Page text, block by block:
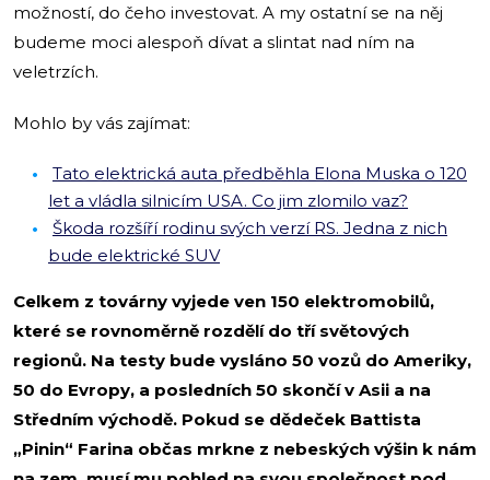
možností, do čeho investovat. A my ostatní se na něj
budeme moci alespoň dívat a slintat nad ním na
veletrzích.
Mohlo by vás zajímat:
Tato elektrická auta předběhla Elona Muska o 120
let a vládla silnicím USA. Co jim zlomilo vaz?
Škoda rozšíří rodinu svých verzí RS. Jedna z nich
bude elektrické SUV
Celkem z továrny vyjede ven 150 elektromobilů,
které se rovnoměrně rozdělí do tří světových
regionů. Na testy bude vysláno 50 vozů do Ameriky,
50 do Evropy, a posledních 50 skončí v Asii a na
Středním východě. Pokud se dědeček Battista
„Pinin“ Farina občas mrkne z nebeských výšin k nám